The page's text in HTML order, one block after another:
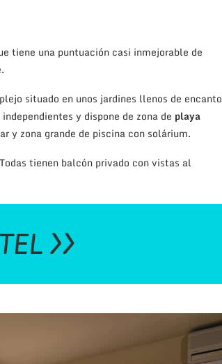
tiene una puntuación casi inmejorable de
situado en unos jardines llenos de encanto
y dispone de zona de playa
y zona grande de piscina con solárium.
tienen balcón privado con vistas al